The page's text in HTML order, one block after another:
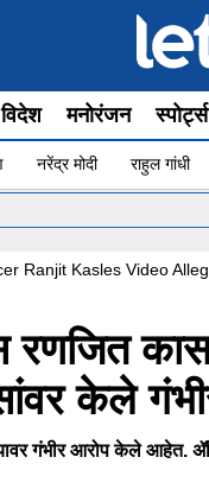
विदेश मनोरंजन स्पोर्ट्स
नरेंद्र मोदी राहुल गांधी
Ranjit Kasles Video
रणजित
केले
गंभीर आरोप केले आहेत.